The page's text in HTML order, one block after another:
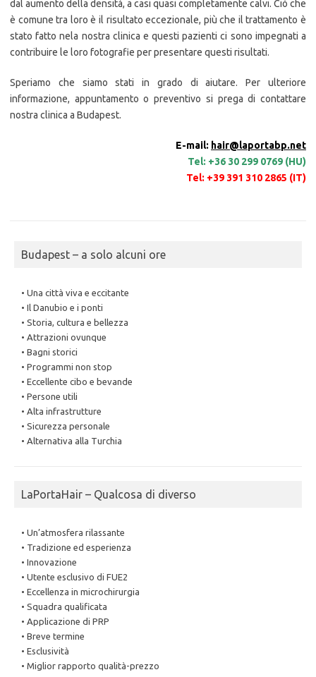
dal aumento della densità, a casi quasi completamente calvi. Ciò che
è comune tra loro è il risultato eccezionale, più che il trattamento è
stato fatto nela nostra clinica e questi pazienti ci sono impegnati a
contribuire le loro fotografie per presentare questi risultati.
Speriamo che siamo stati in grado di aiutare. Per ulteriore
informazione, appuntamento o preventivo si prega di contattare
nostra clinica a Budapest.
E-mail: hair@laportabp.net
Tel: +36 30 299 0769 (HU)
Tel: +39 391 310 2865 (IT)
Budapest – a solo alcuni ore
• Una città viva e eccitante
• Il Danubio e i ponti
• Storia, cultura e bellezza
• Attrazioni ovunque
• Bagni storici
• Programmi non stop
• Eccellente cibo e bevande
• Persone utili
• Alta infrastrutture
• Sicurezza personale
• Alternativa alla Turchia
LaPortaHair – Qualcosa di diverso
• Un’atmosfera rilassante
• Tradizione ed esperienza
• Innovazione
• Utente esclusivo di FUE2
• Eccellenza in microchirurgia
• Squadra qualificata
• Applicazione di PRP
• Breve termine
• Esclusività
• Miglior rapporto qualità-prezzo